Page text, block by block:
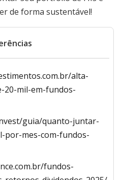
de forma sustentável!
alta-
20-mil-em-fundos-
guia/quanto-juntar-
por-mes-com-fundos-
fundos-